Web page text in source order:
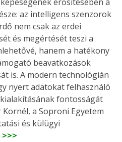
az intelligens szenzorok
nem csak az erdei
és megértését teszi a
hanem a hatékony
beavatkozások
is. A modern technológián
nyert adatokat felhasználó
fontosságát
a Soproni Egyetem
és külügyi